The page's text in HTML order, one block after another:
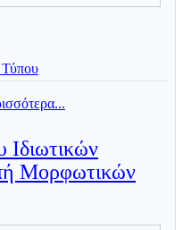
Τύπου
Μορφωτικών